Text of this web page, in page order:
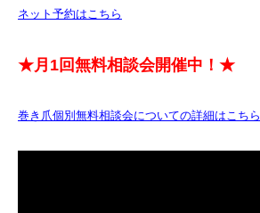
ネット予約はこちら
★月1回無料相談会開催中！★
巻き爪個別無料相談会についての詳細はこちら